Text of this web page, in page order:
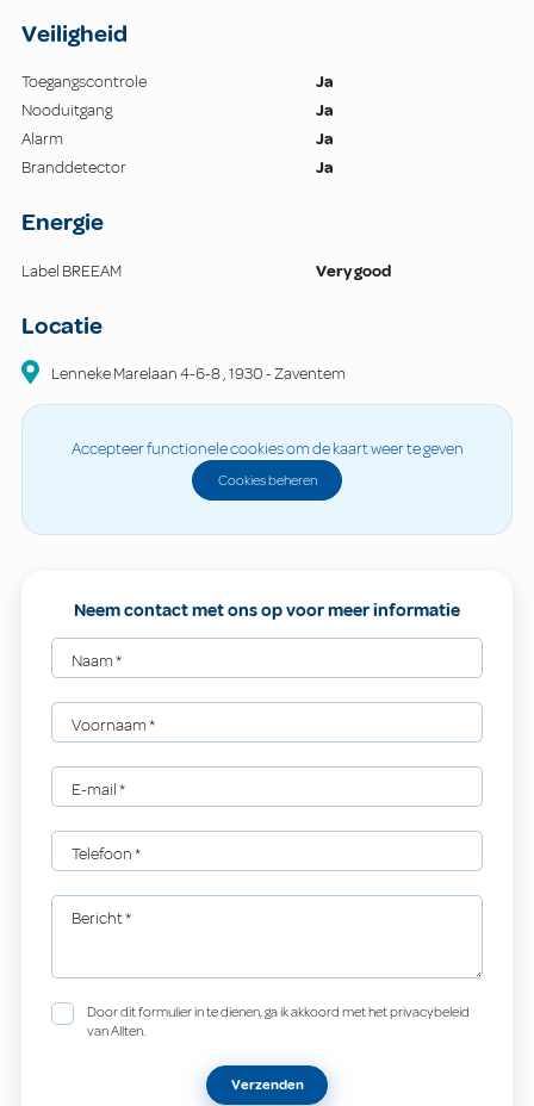
Veiligheid
Toegangscontrole
Ja
Nooduitgang
Ja
Alarm
Ja
Branddetector
Ja
Energie
Label BREEAM Very good
Locatie
Lenneke Marelaan4-6-8,1930-Zaventem
Accepteer functionele cookies om de kaart weer te geven
Cookies beheren
Neem contact met ons op voor meer informatie
Naam*
Voornaam*
E-mail*
Telefoon*
Bericht*
Door dit formulier in te dienen, ga ik akkoord met het privacybeleid
van Allten.
Verzenden